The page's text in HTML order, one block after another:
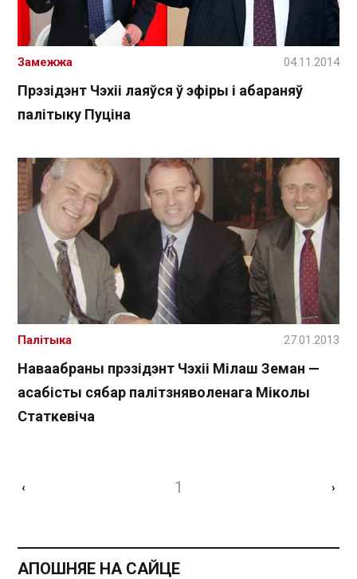
Прэзідэнт Чэхіі лаяўся ў эфіры і абараняў
палітыку Пуціна
Замежжа 04.11.2014
Наваабраны прэзідэнт Чэхіі Мілаш Земан —
асабісты сябар палітзняволенага Міколы
Статкевіча
Палітыка 27.01.2013
‹ 1 ›
АПОШНЯЕ НА САЙЦЕ